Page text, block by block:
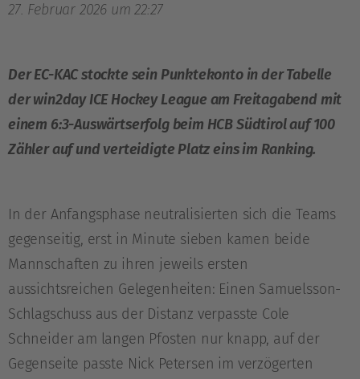
27. Februar 2026 um 22:27
Der EC-KAC stockte sein Punktekonto in der Tabelle
der win2day ICE Hockey League am Freitagabend mit
einem 6:3-Auswärtserfolg beim HCB Südtirol auf 100
Zähler auf und verteidigte Platz eins im Ranking.
In der Anfangsphase neutralisierten sich die Teams
gegenseitig, erst in Minute sieben kamen beide
Mannschaften zu ihren jeweils ersten
aussichtsreichen Gelegenheiten: Einen Samuelsson-
Schlagschuss aus der Distanz verpasste Cole
Schneider am langen Pfosten nur knapp, auf der
Gegenseite passte Nick Petersen im verzögerten